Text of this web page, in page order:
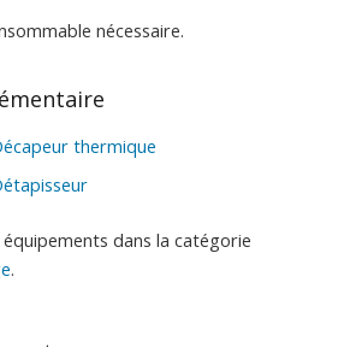
nécessaire.
thermique
dans la catégorie
.